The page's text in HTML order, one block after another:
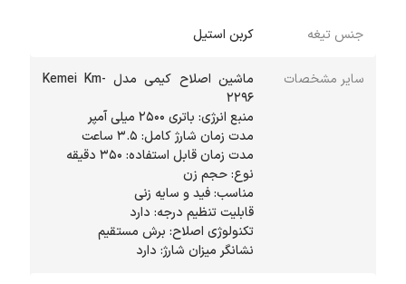
جنس تیغه کربن استیل
سایر مشخصات
ماشین اصلاح کیمی مدل Kemei Km-
2296
مدت زمان شارژ‌ کامل: 3.5 ساعت
نوع: حجم زن
مناسب: فید و سایه زنی
تکنولوژی اصلاح: برش مستقیم
نشانگر میزان شارژ: دارد